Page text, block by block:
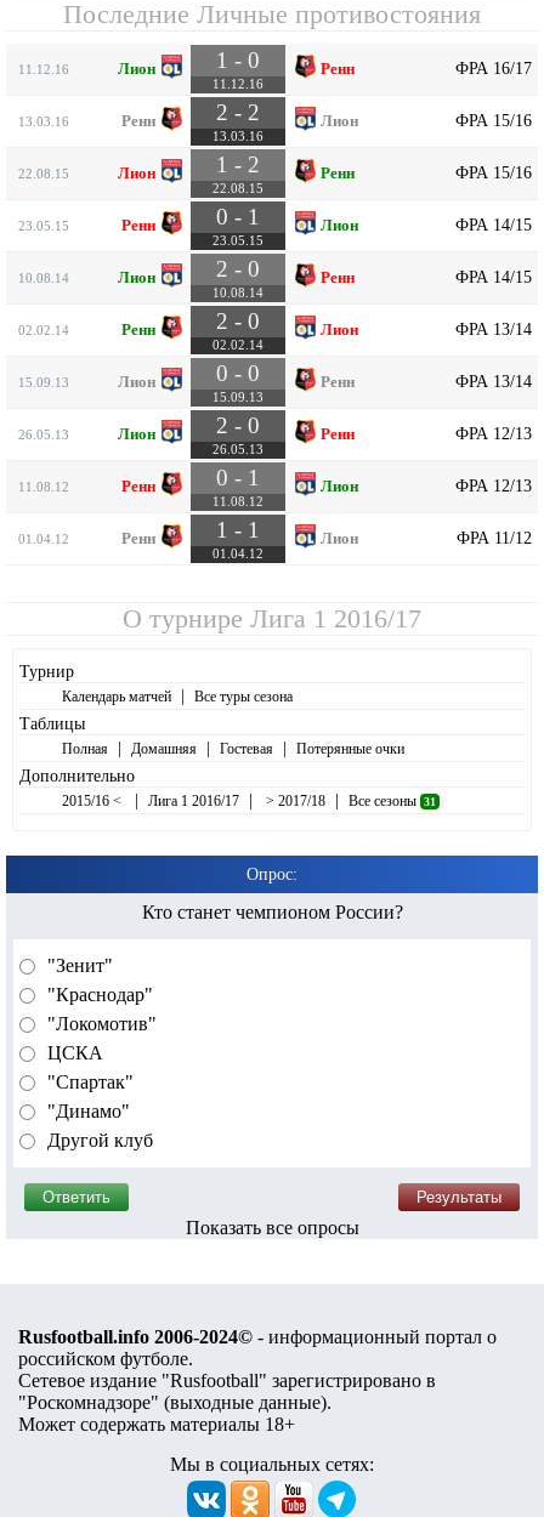
Последние Личные противостояния
11.12.16 Лион 1 - 0
11.12.16
Ренн ФРА 16/17
13.03.16 Ренн 2 - 2
13.03.16
Лион ФРА 15/16
22.08.15 Лион 1 - 2
22.08.15
Ренн ФРА 15/16
23.05.15 Ренн 0 - 1
23.05.15
Лион ФРА 14/15
10.08.14 Лион 2 - 0
10.08.14
Ренн ФРА 14/15
02.02.14 Ренн 2 - 0
02.02.14
Лион ФРА 13/14
15.09.13 Лион 0 - 0
15.09.13
Ренн ФРА 13/14
26.05.13 Лион 2 - 0
26.05.13
Ренн ФРА 12/13
11.08.12 Ренн 0 - 1
11.08.12
Лион ФРА 12/13
01.04.12 Ренн 1 - 1
01.04.12
Лион ФРА 11/12
О турнире Лига 1 2016/17
Турнир
Календарь матчей | Все туры сезона
Таблицы
Полная | Домашняя | Гостевая | Потерянные очки
Дополнительно
2015/16 < | Лига 1 2016/17 | > 2017/18 | Все сезоны 31
Опрос:
Кто станет чемпионом России?
"Зенит"
"Краснодар"
"Локомотив"
ЦСКА
"Спартак"
"Динамо"
Другой клуб
Показать все опросы
Rusfootball.info 2006-2024© - информационный портал о
российском футболе.
Сетевое издание "Rusfootball" зарегистрировано в
"Роскомнадзоре" (выходные данные).
Может содержать материалы 18+
Мы в социальных сетях: